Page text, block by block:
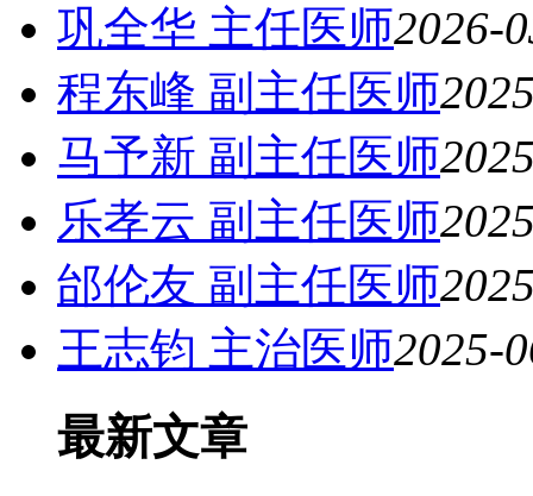
巩全华 主任医师2026-
程东峰 副主任医师
马予新 副主任医师
乐孝云 副主任医师
邰伦友 副主任医师
王志钧 主治医师2025-
最新文章